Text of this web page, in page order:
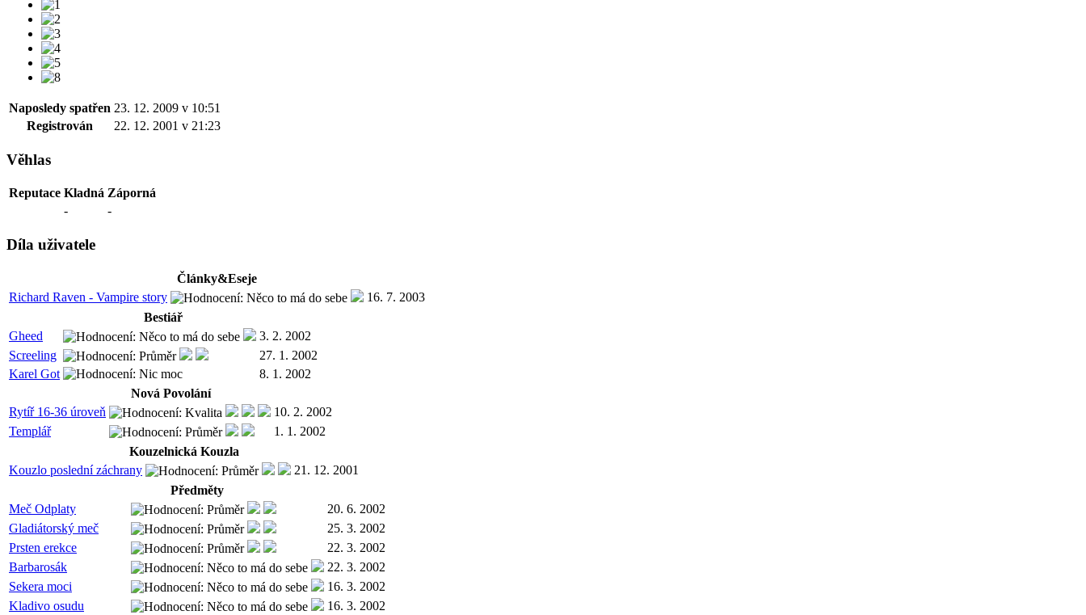
Naposledy spatřen 23. 12. 2009 v 10:51
Registrován
22. 12. 2001 v 21:23
Věhlas
Reputace Kladná Záporná
-
-
Díla uživatele
Články&Eseje
Richard Raven - Vampire story
16. 7. 2003
Bestiář
Gheed
3. 2. 2002
Screeling
27. 1. 2002
Karel Got
8. 1. 2002
Nová Povolání
Rytíř 16-36 úroveň
10. 2. 2002
Templář
1. 1. 2002
Kouzelnická Kouzla
Kouzlo poslední záchrany
21. 12. 2001
Předměty
Meč Odplaty
20. 6. 2002
Gladiátorský meč
25. 3. 2002
Prsten erekce
22. 3. 2002
Barbarosák
22. 3. 2002
Sekera moci
16. 3. 2002
Kladivo osudu
16. 3. 2002